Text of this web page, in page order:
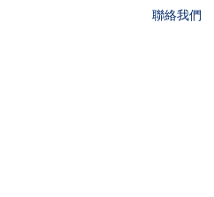
聯絡我們